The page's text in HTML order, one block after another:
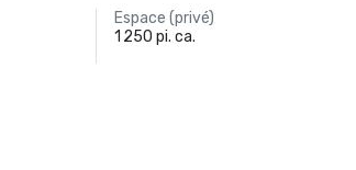
Espace (privé)
1 250 pi. ca.